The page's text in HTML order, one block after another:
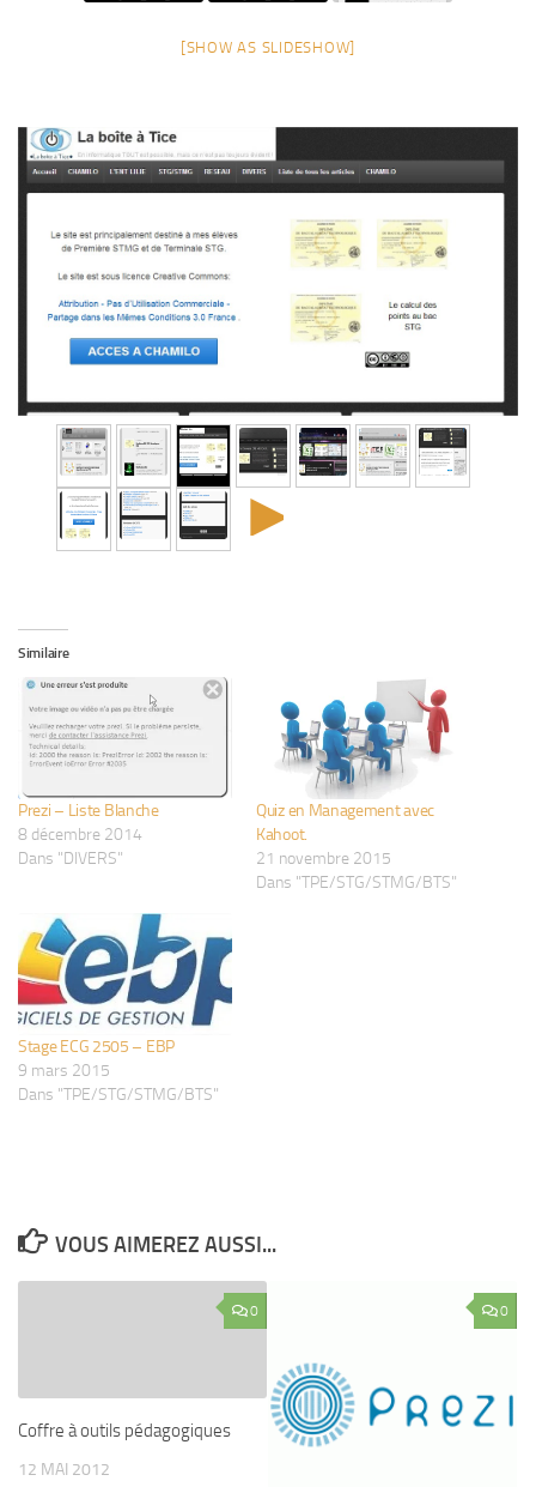
[SHOW AS SLIDESHOW]
►
Similaire
Prezi – Liste Blanche
8 décembre 2014
Dans "DIVERS"
Quiz en Management avec
Kahoot.
21 novembre 2015
Dans "TPE/STG/STMG/BTS"
Stage ECG 2505 – EBP
9 mars 2015
Dans "TPE/STG/STMG/BTS"
VOUS AIMEREZ AUSSI...
0
Coffre à outils pédagogiques
12 MAI 2012
0